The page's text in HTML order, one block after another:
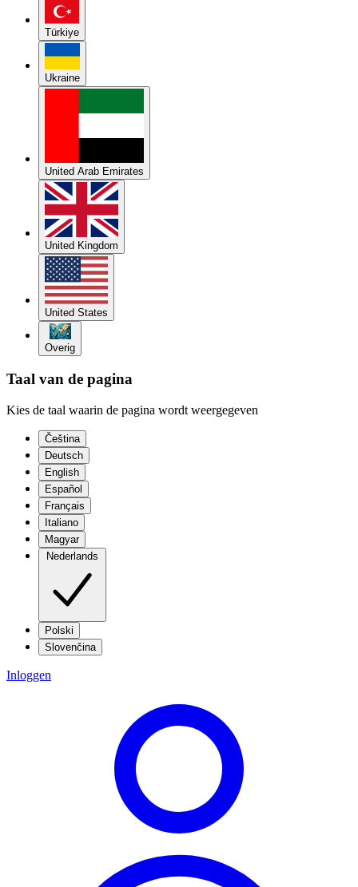
Türkiye
Ukraine
United Arab Emirates
United Kingdom
United States
Overig
Taal van de pagina
Kies de taal waarin de pagina wordt weergegeven
Čeština
Deutsch
English
Español
Français
Italiano
Magyar
Nederlands
Polski
Slovenčina
Inloggen